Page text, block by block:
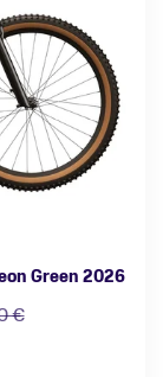
Green 2026
€